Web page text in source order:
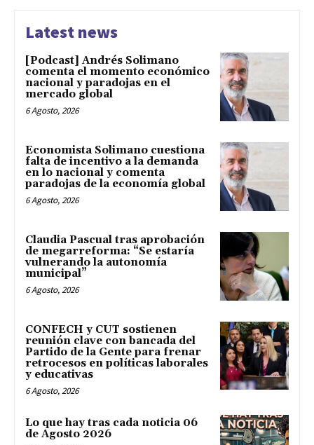
Latest news
[Podcast] Andrés Solimano
comenta el momento económico
nacional y paradojas en el
mercado global
6 Agosto, 2026
Economista Solimano cuestiona
falta de incentivo a la demanda
en lo nacional y comenta
paradojas de la economía global
6 Agosto, 2026
Claudia Pascual tras aprobación
de megarreforma: “Se estaría
vulnerando la autonomía
municipal”
6 Agosto, 2026
CONFECH y CUT sostienen
reunión clave con bancada del
Partido de la Gente para frenar
retrocesos en políticas laborales
y educativas
6 Agosto, 2026
Lo que hay tras cada noticia 06
de Agosto 2026